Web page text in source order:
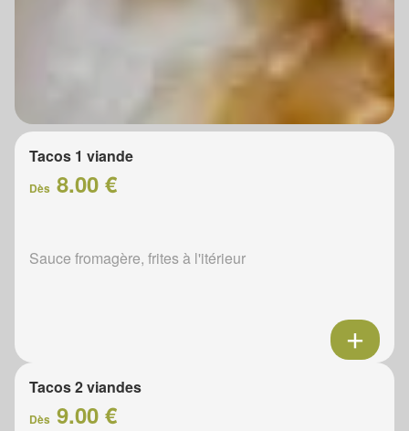
Tacos 1 viande
Dès 8.00 €
Sauce fromagère, frites à l'itérieur
Tacos 2 viandes
Dès 9.00 €